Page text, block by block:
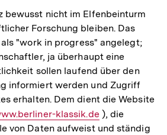
bewusst nicht im Elfenbeinturm
Forschung bleiben. Das
"work in progress" angelegt;
ja überhaupt eine
sollen laufend über den
informiert werden und Zugriff
erhalten. Dem dient die Website
klassik.de ), die
von Daten aufweist und ständig